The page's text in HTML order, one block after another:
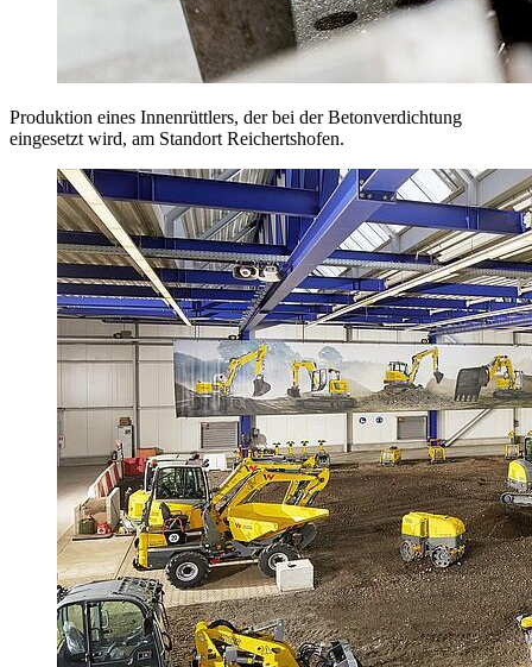
Produktion eines Innenrüttlers, der bei der Betonverdichtung
eingesetzt wird, am Standort Reichertshofen.